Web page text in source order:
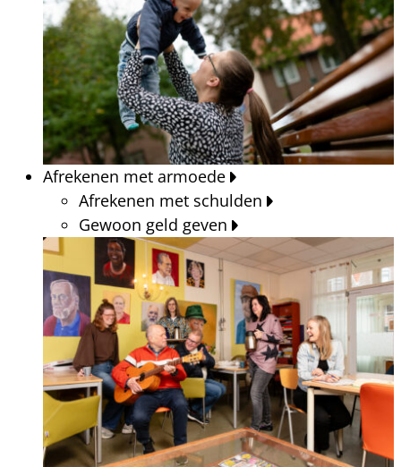
Afrekenen met armoede
Afrekenen met schulden
Gewoon geld geven